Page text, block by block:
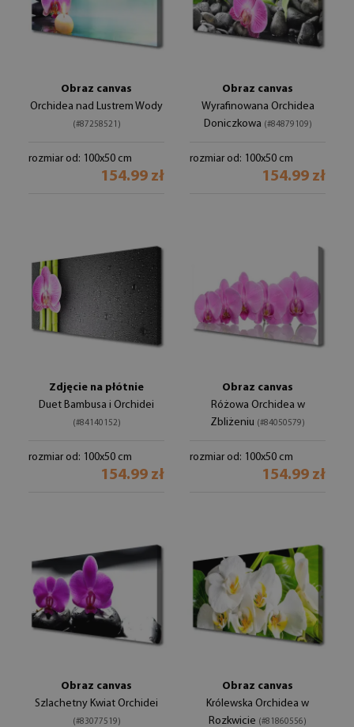
Obraz canvas
Orchidea nad Lustrem Wody
(#87258521)
rozmiar od: 100x50 cm
154.99 zł
Obraz canvas
Wyrafinowana Orchidea
Doniczkowa (#84879109)
rozmiar od: 100x50 cm
154.99 zł
Zdjęcie na płótnie
Duet Bambusa i Orchidei
(#84140152)
rozmiar od: 100x50 cm
154.99 zł
Obraz canvas
Różowa Orchidea w
Zbliżeniu (#84050579)
rozmiar od: 100x50 cm
154.99 zł
Obraz canvas
Szlachetny Kwiat Orchidei
(#83077519)
Obraz canvas
Królewska Orchidea w
Rozkwicie (#81860556)